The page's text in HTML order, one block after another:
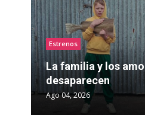
Estrenos
La familia y los
desaparecen
Ago 04, 2026